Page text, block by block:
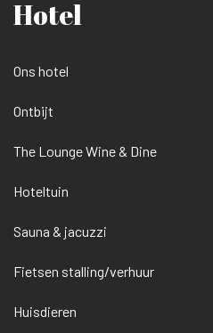
Hotel
Ons hotel
Ontbijt
The Lounge Wine & Dine
Hoteltuin
Sauna & jacuzzi
Fietsen stalling/verhuur
Huisdieren